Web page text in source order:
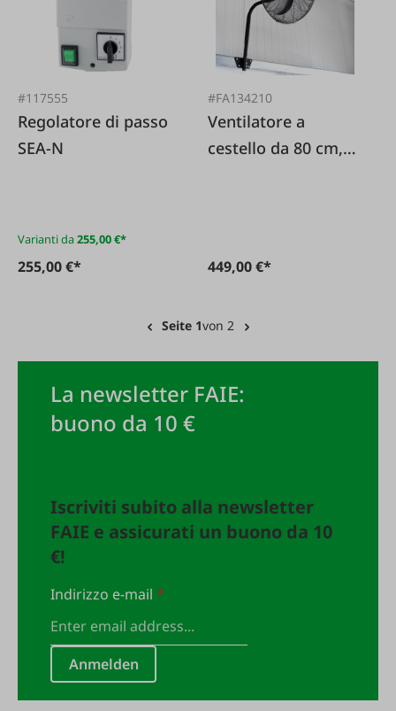
#117555
Regolatore di passo
SEA-N
Varianti da255,00 €*
255,00 €*
#FA134210
Ventilatore a
cestello da 80 cm,
449,00 €*
Seite 1von 2
La newsletter FAIE:
buono da 10 €
Iscriviti subito alla newsletter
FAIE e assicurati un buono da 10
€!
Indirizzo e-mail*
Anmelden